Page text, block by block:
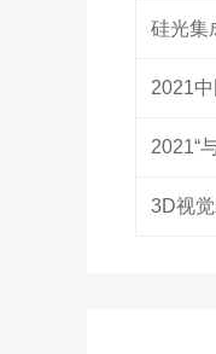
硅光集
2021
2021“
3D视